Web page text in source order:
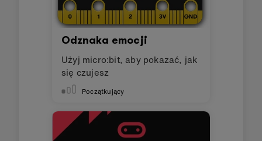
Odznaka emocji
Użyj micro:bit, aby pokazać, jak
się czujesz
Początkujący